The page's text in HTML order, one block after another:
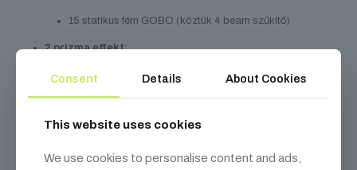
15 statikus fém GOBO (köztük 4 beam szűkítő)
2 prizma effekt:
Forgatható 8-facet körprizma
Forgatható 6-facet lineáris prizma – dinamikus légi és
Consent Details About Cookies
This website uses cookies
We use cookies to personalise content and ads,